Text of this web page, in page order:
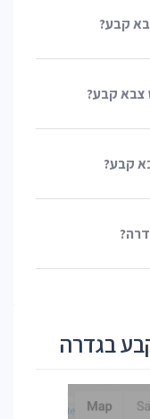
קבע?
צבא קבע?
קבע?
בגדרה